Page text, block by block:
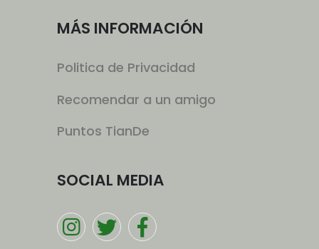
MÁS INFORMACIÓN
Politica de Privacidad
Recomendar a un amigo
Puntos TianDe
SOCIAL MEDIA